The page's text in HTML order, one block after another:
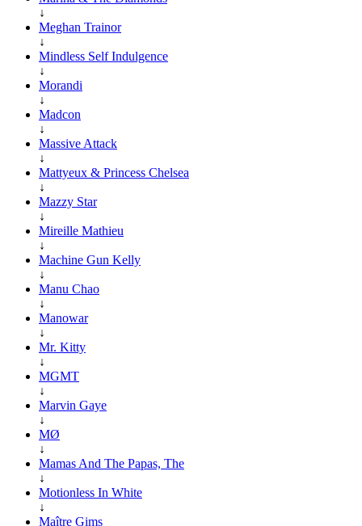
↓
Meghan Trainor
↓
Mindless Self Indulgence
↓
Morandi
↓
Madcon
↓
Massive Attack
↓
Mattyeux & Princess Chelsea
↓
Mazzy Star
↓
Mireille Mathieu
↓
Machine Gun Kelly
↓
Manu Chao
↓
Manowar
↓
Mr. Kitty
↓
MGMT
↓
Marvin Gaye
↓
MØ
↓
Mamas And The Papas, The
↓
Motionless In White
↓
Maître Gims